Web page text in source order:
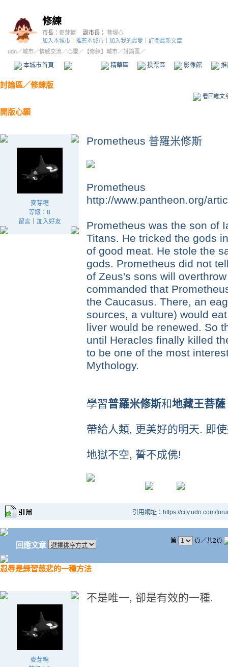
修練
市長： 麥芽糖 副市長： 菩堤心
加入本城市
推薦本城市 加入我的最愛
訂閱最新文章
udn／城市／情感交流／心靈 ／ 【修練】城市／討論區／
本城市首頁 精華區 投票區 影像館
討論區／修練版
看回應文
開版心願
麥芽糖
等級：8
留言｜ 加入好友
Prometheus 普羅米修斯
Prometheus
http://www.pantheon.org/
Prometheus was the son of
Titans. He tricked the gods
of good meat. He stole the
gods. Prometheus did not
of Zeus's sons will
commanded that
the Caucasus. There, an
sources, a vulture) would
liver would be renewed. So
until Heracles finally killed
to be one of the most
Mythology.
學習普羅米修斯和地藏王菩薩
帶給人類, 更美好的明天. 即
地獄不空, 誓不成佛!
引用網址：https://city.udn.com/
回應文章 第 頁／共2頁
忍辱是練習慈悲的一種方法
麥芽糖
不是唯一, 卻是有效的一種.